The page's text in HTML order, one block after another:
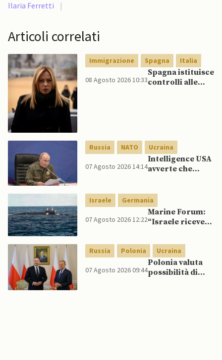
Ilaria Ferretti |
Articoli correlati
Immigrazione Spagna Italia
08 Agosto 2026 10:33
Spagna istituisce
controlli alle
spagnoli
Russia NATO Ucraina
07 Agosto 2026 14:14
Intelligence USA
avverte che
mentre è ancora
impegnato in
Ucraina
Israele Germania
07 Agosto 2026 12:22
Marine Forum:
“Israele riceve
Drakon dopo 14
anni”
Russia Polonia Ucraina
07 Agosto 2026 09:44
Polonia valuta
possibilità di